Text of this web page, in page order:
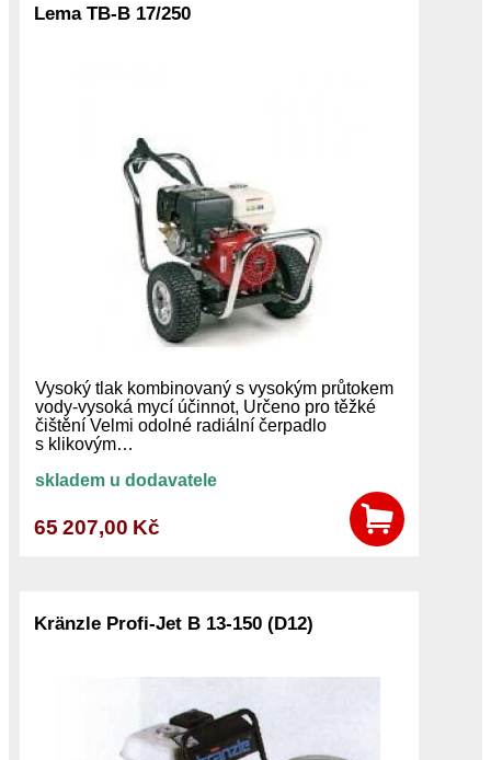
Lema TB-B 17/250
Vysoký tlak kombinovaný s vysokým průtokem
vody-vysoká mycí účinnot, Určeno pro těžké
čištění Velmi odolné radiální čerpadlo
s klikovým…
skladem u dodavatele
65 207,00 Kč
Kränzle Profi-Jet B 13-150 (D12)